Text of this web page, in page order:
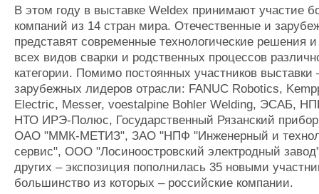
В этом году в выставке Weldex принимают участие
компаний из 14 стран мира. Отечественные и
представят современные технологические решения
всех видов сварки и родственных процессов
категории. Помимо постоянных участников выставки
зарубежных лидеров отрасли: FANUC Robotics,
Electric, Messer, voestalpine Bohler Welding, ЭСАБ,
НТО ИРЭ-Полюс, Государственный Рязанский
ОАО "ММК-МЕТИЗ", ЗАО "НПФ "Инженерный и
сервис", ООО "Лосиноостровский электродный
других – экспозиция пополнилась 35 новыми
большинство из которых – российские компании.